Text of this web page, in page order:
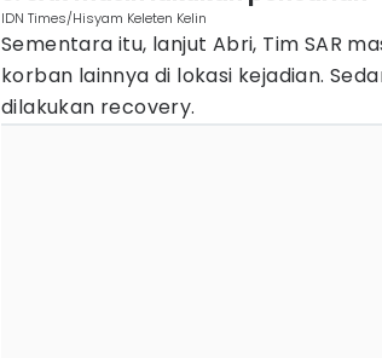
IDN Times/Hisyam Keleten Kelin
Sementara itu, lanjut Abri, Tim SAR
korban lainnya di lokasi kejadian.
dilakukan recovery.